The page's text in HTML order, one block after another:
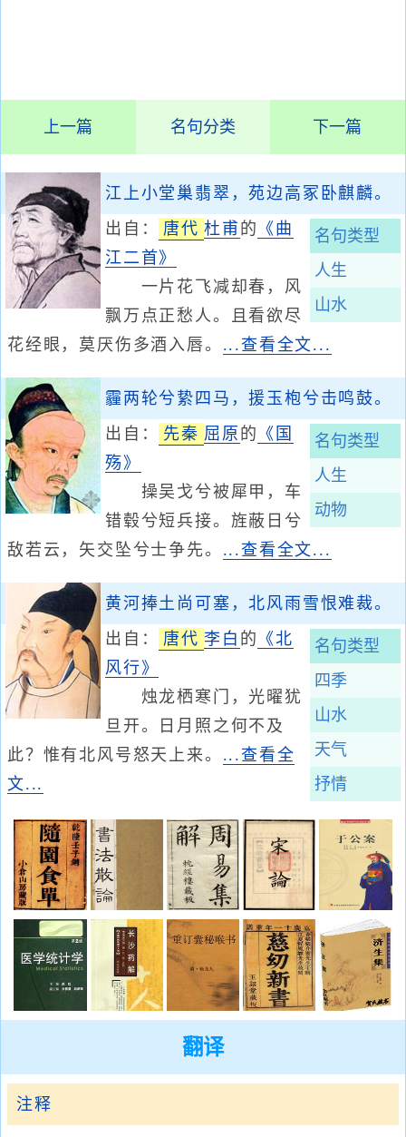
上一篇 名句分类 下一篇
江上小堂巢翡翠，苑边高冢卧麒麟。
名句类型
人生
山水
出自： 唐代 杜甫 的 《曲
江二首》
一片花飞减却春，风
飘万点正愁人。且看欲尽
花经眼，莫厌伤多酒入唇。 ...查看全文...
霾两轮兮絷四马，援玉枹兮击鸣鼓。
名句类型
人生
动物
出自： 先秦 屈原 的 《国
殇》
操吴戈兮被犀甲，车
错毂兮短兵接。旌蔽日兮
敌若云，矢交坠兮士争先。 ...查看全文...
黄河捧土尚可塞，北风雨雪恨难裁。
名句类型
四季
山水
天气
抒情
出自： 唐代 李白 的 《北
风行》
烛龙栖寒门，光曜犹
旦开。日月照之何不及
此？惟有北风号怒天上来。 ...查看全
文...
翻译
注释